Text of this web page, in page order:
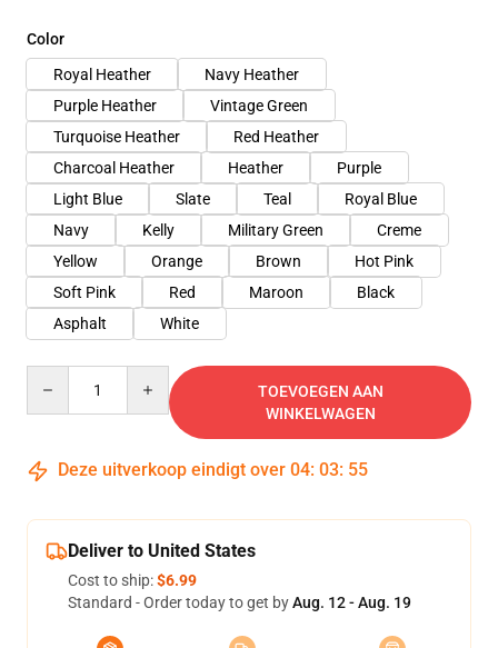
Color
Royal Heather
Navy Heather
Purple Heather
Vintage Green
Turquoise Heather
Red Heather
Charcoal Heather
Heather
Purple
Light Blue
Slate Teal
Royal Blue
Navy
Kelly Military Green
Creme
Yellow
Orange Brown
Hot Pink
Soft Pink
Red Maroon
Black
Asphalt
White
TOEVOEGEN AAN
WINKELWAGEN
Deze uitverkoop eindigt over 04: 03: 54
Deliver to United States
Cost to ship:$6.99
Standard - Order today to get byAug. 12 - Aug. 19